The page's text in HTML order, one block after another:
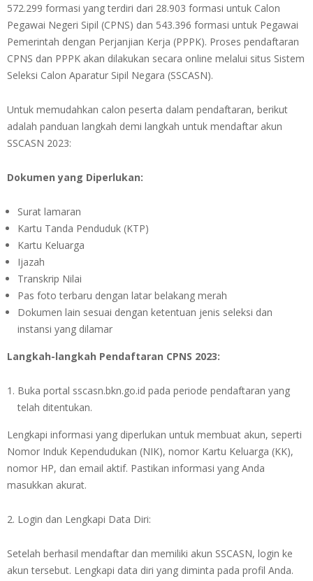
572.299 formasi yang terdiri dari 28.903 formasi untuk Calon
Pegawai Negeri Sipil (CPNS) dan 543.396 formasi untuk Pegawai
Pemerintah dengan Perjanjian Kerja (PPPK). Proses pendaftaran
CPNS dan PPPK akan dilakukan secara online melalui situs Sistem
Seleksi Calon Aparatur Sipil Negara (SSCASN).
Untuk memudahkan calon peserta dalam pendaftaran, berikut
adalah panduan langkah demi langkah untuk mendaftar akun
SSCASN 2023:
Dokumen yang Diperlukan:
Surat lamaran
Kartu Tanda Penduduk (KTP)
Kartu Keluarga
Ijazah
Transkrip Nilai
Pas foto terbaru dengan latar belakang merah
Dokumen lain sesuai dengan ketentuan jenis seleksi dan
instansi yang dilamar
Langkah-langkah Pendaftaran CPNS 2023:
Buka portal sscasn.bkn.go.id pada periode pendaftaran yang
telah ditentukan.
Lengkapi informasi yang diperlukan untuk membuat akun, seperti
Nomor Induk Kependudukan (NIK), nomor Kartu Keluarga (KK),
nomor HP, dan email aktif. Pastikan informasi yang Anda
masukkan akurat.
2. Login dan Lengkapi Data Diri:
Setelah berhasil mendaftar dan memiliki akun SSCASN, login ke
akun tersebut. Lengkapi data diri yang diminta pada profil Anda.